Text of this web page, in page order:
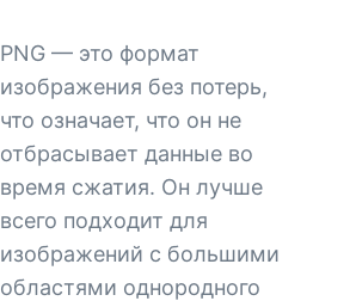
PNG — это формат
изображения без потерь,
что означает, что он не
отбрасывает данные во
время сжатия. Он лучше
всего подходит для
изображений с большими
областями однородного